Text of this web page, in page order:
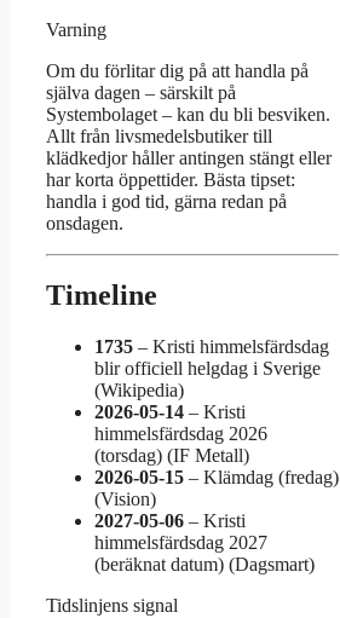
Varning
Om du förlitar dig på att handla på
själva dagen – särskilt på
Systembolaget – kan du bli besviken.
Allt från livsmedelsbutiker till
klädkedjor håller antingen stängt eller
har korta öppettider. Bästa tipset:
handla i god tid, gärna redan på
onsdagen.
Timeline
1735 – Kristi himmelsfärdsdag
blir officiell helgdag i Sverige
(Wikipedia)
2026-05-14 – Kristi
himmelsfärdsdag 2026
(torsdag) (IF Metall)
2026-05-15 – Klämdag (fredag)
(Vision)
2027-05-06 – Kristi
himmelsfärdsdag 2027
(beräknat datum) (Dagsmart)
Tidslinjens signal